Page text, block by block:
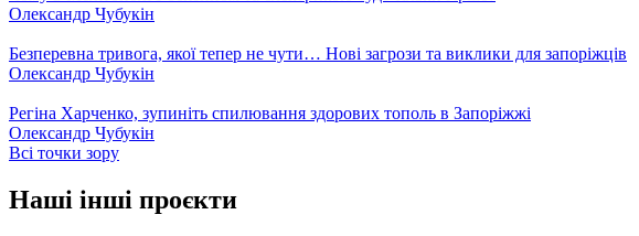
Олександр Чубукін
Безперевна тривога, якої тепер не чути… Нові загрози та виклики для запоріжців
Олександр Чубукін
Регіна Харченко, зупиніть спилювання здорових тополь в Запоріжжі
Олександр Чубукін
Всі точки зору
Наші інші проєкти